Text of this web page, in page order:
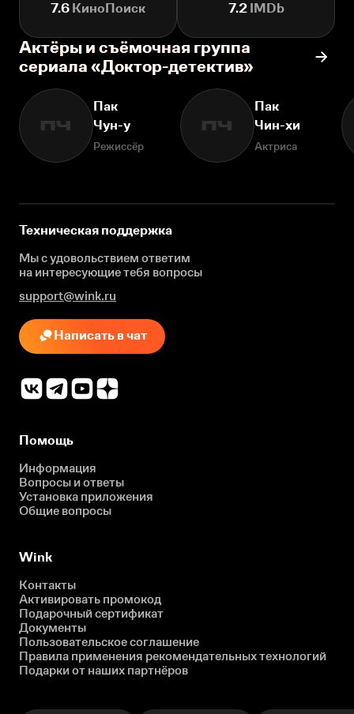
7.6 КиноПоиск 7.2IMDb
Актёры и съёмочная группа
сериала «Доктор-детектив»
ПЧ
Пак
Чун-у
Режиссёр
ПЧ
Пак
Чин-хи
Актриса
Техническая поддержка
Мы с удовольствием ответим
на интересующиетебя вопросы
support@wink.ru
Написать в чат
Помощь
Информация
Вопросы и ответы
Установка приложения
Общие вопросы
Wink
Контакты
Активировать промокод
Подарочный сертификат
Документы
Пользовательское соглашение
Правила применения рекомендательных технологий
Подарки от наших партнёров